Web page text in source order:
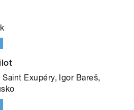
Exupéry, Igor Bareš,